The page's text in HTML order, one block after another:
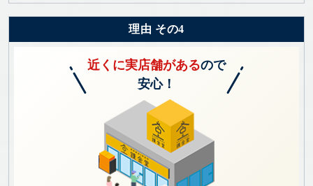
理由 その4
近くに実店舗があるので
安心！